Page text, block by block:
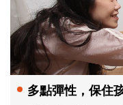
多點彈性，保住